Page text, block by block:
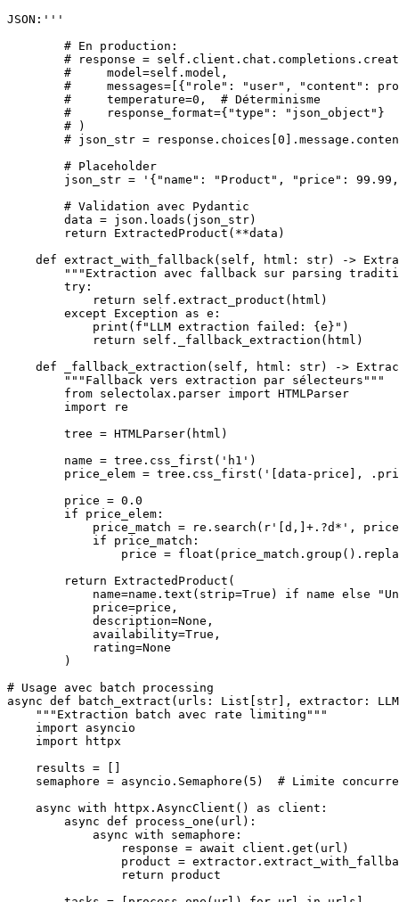
JSON:'''
        # En production:
# response =
        #     model=self.model,
#     messages=[{"role": "user", "content":
        #     temperature=0,  # Déterminisme
        #     response_format={"type": "json_object"}
        # )
# json_str =
        # Placeholder
json_str = '{"name": "Product", "price":
        # Validation avec Pydantic
        data = json.loads(json_str)
        return ExtractedProduct(**data)
def extract_with_fallback(self, html: str) ->
"""Extraction avec fallback sur parsing
        try:
            return self.extract_product(html)
        except Exception as e:
            print(f"LLM extraction failed: {e}")
            return self._fallback_extraction(html)
def _fallback_extraction(self, html: str) ->
        """Fallback vers extraction par sélecteurs"""
        from selectolax.parser import HTMLParser
        import re
        tree = HTMLParser(html)
        name = tree.css_first('h1')
price_elem = tree.css_first('[data-price],
        price = 0.0
        if price_elem:
price_match = re.search(r'[d,]+.?d*',
            if price_match:
price =
        return ExtractedProduct(
name=name.text(strip=True) if name else
            price=price,
            description=None,
            availability=True,
            rating=None
        )
# Usage avec batch processing
async def batch_extract(urls: List[str], extractor:
    """Extraction batch avec rate limiting"""
    import asyncio
    import httpx
    results = []
semaphore = asyncio.Semaphore(5)  # Limite
    async with httpx.AsyncClient() as client:
        async def process_one(url):
            async with semaphore:
                response = await client.get(url)
product =
                return product